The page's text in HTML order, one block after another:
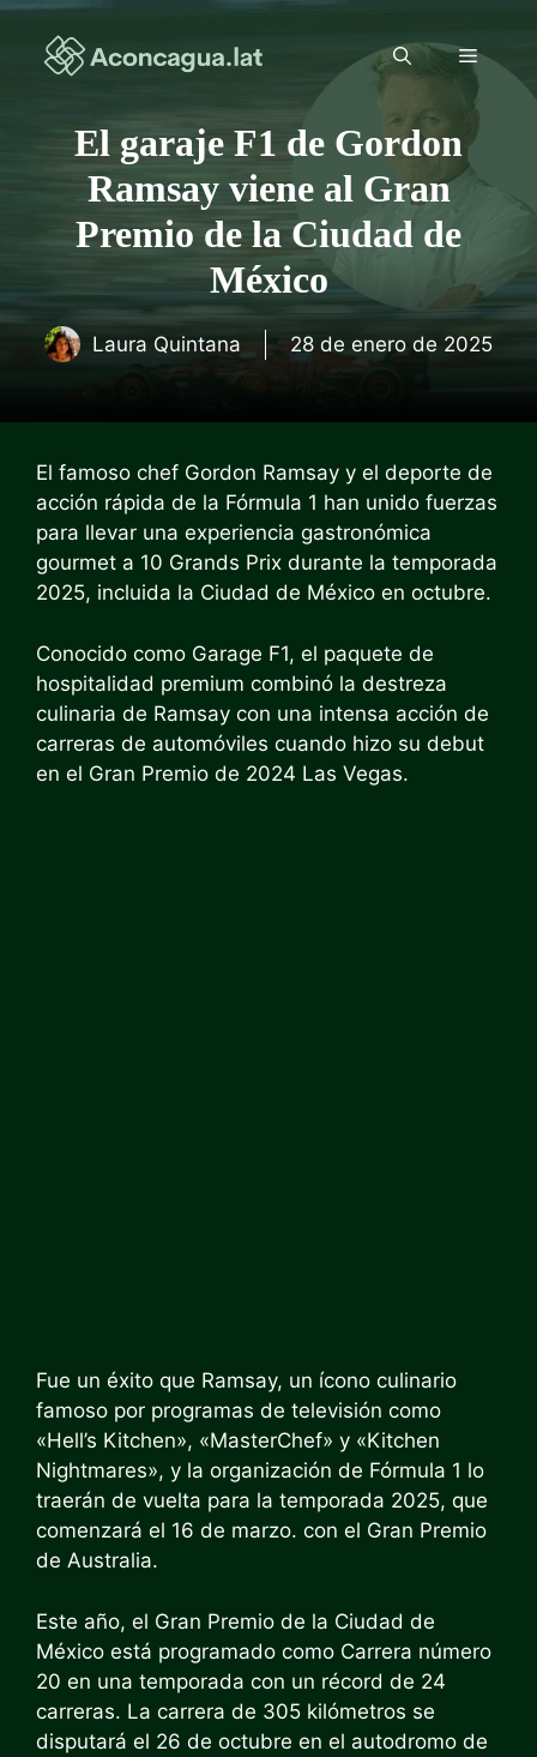
Saltar
contenido
Menú
El garaje F1 de Gordon
Ramsay viene al Gran
Premio de la Ciudad de
México
Laura Quintana 28 de enero de 2025
El famoso chef Gordon Ramsay y el deporte de
acción rápida de la Fórmula 1 han unido fuerzas
para llevar una experiencia gastronómica
gourmet a 10 Grands Prix durante la temporada
2025, incluida la Ciudad de México en octubre.
Conocido como Garage F1, el paquete de
hospitalidad premium combinó la destreza
culinaria de Ramsay con una intensa acción de
carreras de automóviles cuando hizo su debut
en el Gran Premio de 2024 Las Vegas.
Fue un éxito que Ramsay, un ícono culinario
famoso por programas de televisión como
«Hell’s Kitchen», «MasterChef» y «Kitchen
Nightmares», y la organización de Fórmula 1 lo
traerán de vuelta para la temporada 2025, que
comenzará el 16 de marzo. con el Gran Premio
de Australia.
Este año, el Gran Premio de la Ciudad de
México está programado como Carrera número
20 en una temporada con un récord de 24
carreras. La carrera de 305 kilómetros se
disputará el 26 de octubre en el autodromo de